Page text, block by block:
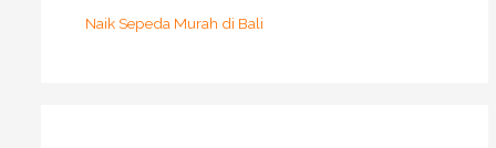
Naik Sepeda Murah di Bali